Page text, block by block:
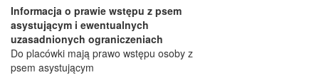
Informacja o prawie wstępu z psem
asystującym i ewentualnych
uzasadnionych ograniczeniach
Do placówki mają prawo wstępu osoby z
psem asystującym